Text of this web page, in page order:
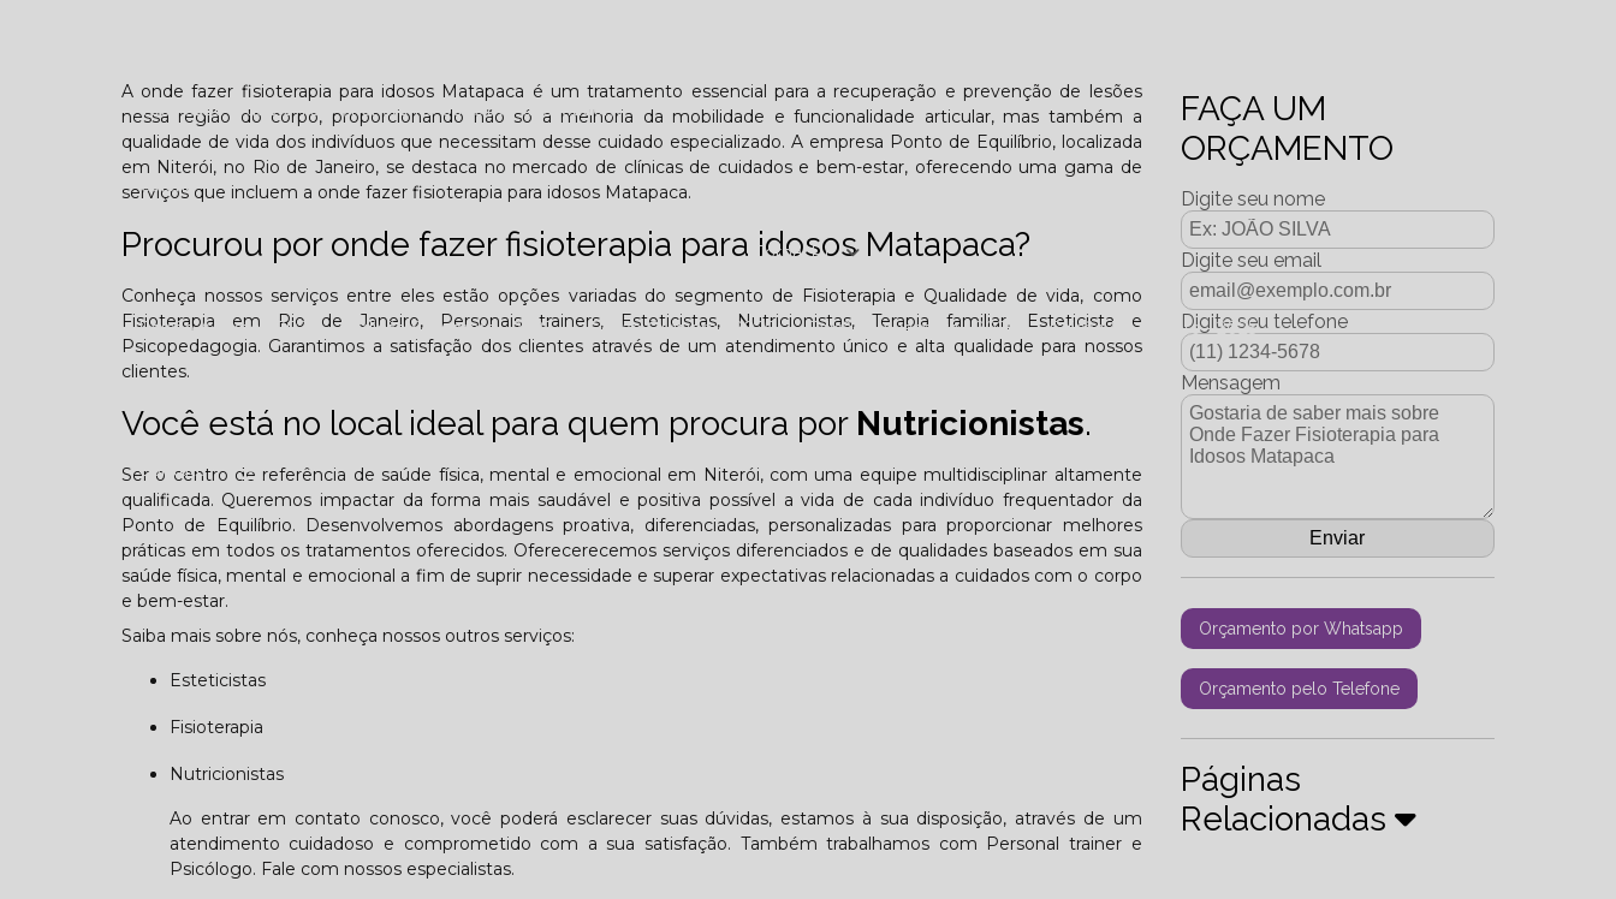
Você sabe o que é TOD (Transtorno opositivo desafiador)?
Galeria
Jornal PE
Edição Agosto - 2025 Edição Setembro - 2025 Edição Outubro - 2025 Edição Novembro - 2025 Edição Dezembro - 2025
Contato
A onde fazer fisioterapia para idosos Matapaca é um tratamento essencial para a recuperação e prevenção de lesões
nessa região do corpo, proporcionando não só a melhoria da mobilidade e funcionalidade articular, mas também a
qualidade de vida dos indivíduos que necessitam desse cuidado especializado. A empresa Ponto de Equilíbrio, localizada
em Niterói, no Rio de Janeiro, se destaca no mercado de clínicas de cuidados e bem-estar, oferecendo uma gama de
serviços que incluem a onde fazer fisioterapia para idosos Matapaca.
Procurou por onde fazer fisioterapia para idosos Matapaca?
Conheça nossos serviços entre eles estão opções variadas do segmento de Fisioterapia e Qualidade de vida, como
Fisioterapia em Rio de Janeiro, Personais trainers, Esteticistas, Nutricionistas, Terapia familiar, Esteticista e
Psicopedagogia. Garantimos a satisfação dos clientes através de um atendimento único e alta qualidade para nossos
clientes.
Você está no local ideal para quem procura por Nutricionistas.
Ser o centro de referência de saúde física, mental e emocional em Niterói, com uma equipe multidisciplinar altamente
qualificada. Queremos impactar da forma mais saudável e positiva possível a vida de cada indivíduo frequentador da
Ponto de Equilíbrio. Desenvolvemos abordagens proativa, diferenciadas, personalizadas para proporcionar melhores
práticas em todos os tratamentos oferecidos. Oferecerecemos serviços diferenciados e de qualidades baseados em sua
saúde física, mental e emocional a fim de suprir necessidade e superar expectativas relacionadas a cuidados com o corpo
e bem-estar.
Saiba mais sobre nós, conheça nossos outros serviços:
Esteticistas
Fisioterapia
Nutricionistas
Ao entrar em contato conosco, você poderá esclarecer suas dúvidas, estamos à sua disposição, através de um
atendimento cuidadoso e comprometido com a sua satisfação. Também trabalhamos com Personal trainer e
Psicólogo. Fale com nossos especialistas.
FAÇA UM
ORÇAMENTO
Digite seu nome
Digite seu email
Digite seu telefone
Mensagem
Orçamento por Whatsapp
Orçamento pelo Telefone
Páginas
Relacionadas